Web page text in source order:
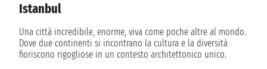
venerdì 10 settembre 2027
sabato 11 settembre 2027
07:00 - 17:00
CORFÙ
Istanbul
Una città incredibile, enorme, viva come poche altre al mondo.
Dove due continenti si incontrano la cultura e la diversità
fioriscono rigogliose in un contesto architettonico unico.